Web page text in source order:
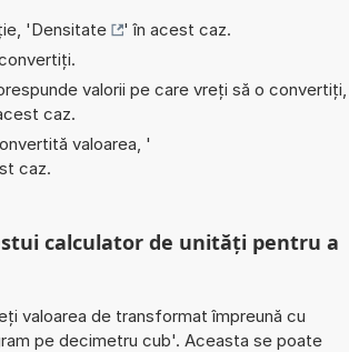
'Densitate
' în acest caz.
valorii pe care vreți să o convertiți,
caz.
valoarea, '
caz.
calculator de unități pentru a
valoarea de transformat împreună cu
pe decimetru cub'. Aceasta se poate